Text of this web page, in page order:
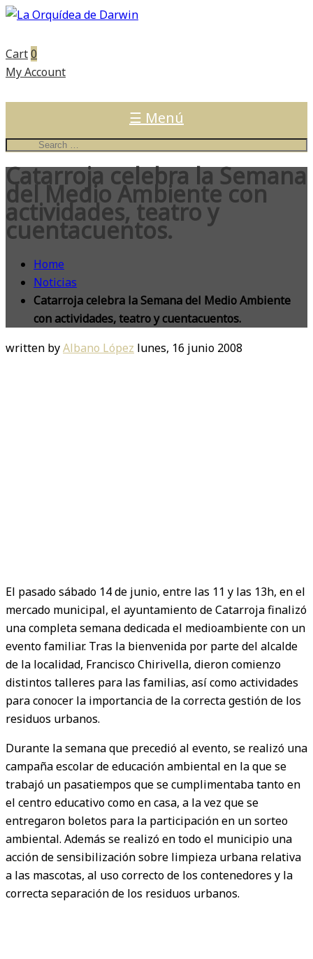
Cart0
My Account
☰ Menú
Catarroja celebra la Semana
del Medio Ambiente con
actividades, teatro y
cuentacuentos.
Home
Noticias
Catarroja celebra la Semana del Medio Ambiente
con actividades, teatro y cuentacuentos.
written byAlbano López lunes, 16 junio 2008
El pasado sábado 14 de junio, entre las 11 y las 13h, en el
mercado municipal, el ayuntamiento de Catarroja finalizó
una completa semana dedicada el medioambiente con un
evento familiar. Tras la bienvenida por parte del alcalde
de la localidad, Francisco Chirivella, dieron comienzo
distintos talleres para las familias, así como actividades
para conocer la importancia de la correcta gestión de los
residuos urbanos.
Durante la semana que precedió al evento, se realizó una
campaña escolar de educación ambiental en la que se
trabajó un pasatiempos que se cumplimentaba tanto en
el centro educativo como en casa, a la vez que se
entregaron boletos para la participación en un sorteo
ambiental. Además se realizó en todo el municipio una
acción de sensibilización sobre limpieza urbana relativa
a las mascotas, al uso correcto de los contenedores y la
correcta separación de los residuos urbanos.